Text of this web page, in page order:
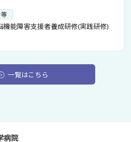
能障害支援者養成研修(実践研修)
一覧はこちら